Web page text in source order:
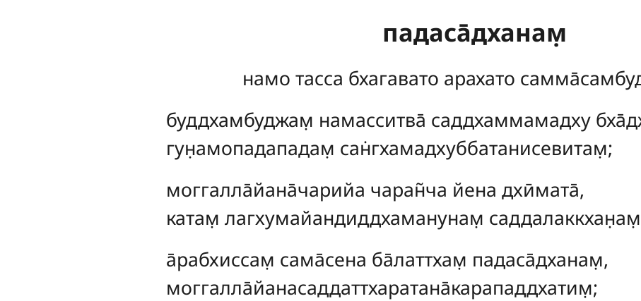
падаса̄дханам̣
намо тасса бхагавато арахато
буддхамбуджам̣ намасситва̄ саддхаммамадху
гун̣амопадападам̣ сан̇гхамадхуббатанисевитам̣;
моггалла̄йана̄чарийа чаран̃ча йена дхӣмата̄,
катам̣ лагхумайандиддхаманунам̣
а̄рабхиссам̣ сама̄сена ба̄латтхам̣ падаса̄дханам̣,
моггалла̄йанасаддаттхаратана̄карападдхатим̣;